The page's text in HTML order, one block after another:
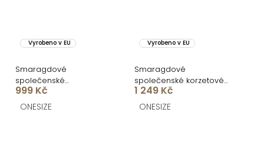
Vyrobeno v EU
Smaragdové
společenské
asymetrické šaty
GAREVIA s rozparkem
999 Kč
ONESIZE
Vyrobeno v EU
Smaragdové
společenské korzetové
šaty ZONTIRE
1 249 Kč
ONESIZE